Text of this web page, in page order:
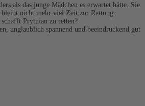
als das junge Mädchen es erwartet hätte. Sie
bleibt nicht mehr viel Zeit zur Rettung.
Prythian zu retten?
unglaublich spannend und beeindruckend gut